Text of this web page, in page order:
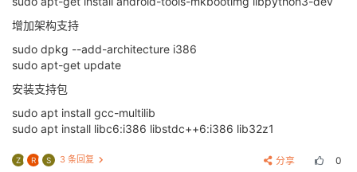
增加架构支持
sudo dpkg --add-architecture i386
sudo apt-get update
安装支持包
sudo apt install gcc-multilib
sudo apt install libc6:i386 libstdc++6:i386 lib32z1
Z R S 3 条回复 分享 0